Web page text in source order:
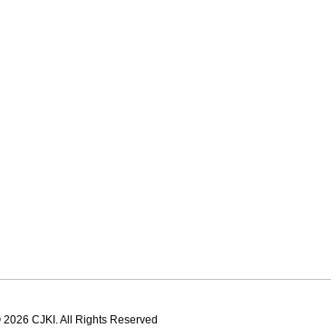
CJKI. All Rights Reserved